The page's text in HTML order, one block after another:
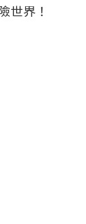
世界！